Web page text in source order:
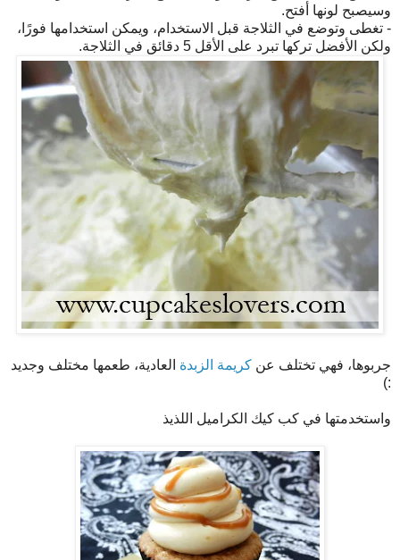
وسيصبح لونها أفتح.
- تغطى وتوضع في الثلاجة قبل الاستخدام، ويمكن استخدامها فورًا،
ولكن الأفضل تركها تبرد على الأقل 5 دقائق في الثلاجة.
جربوها، فهي تختلف عن كريمة الزبدة العادية، طعمها مختلف وجديد
:)
واستخدمتها في كب كيك الكراميل اللذيذ